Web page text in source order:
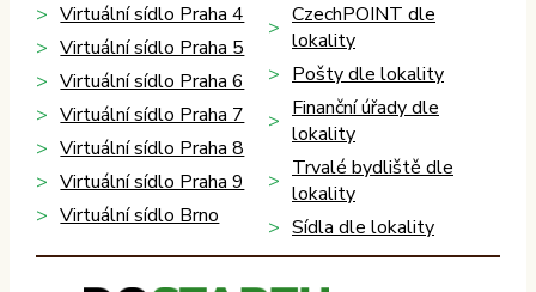
Virtuální sídlo Praha 4
Virtuální sídlo Praha 5
Virtuální sídlo Praha 6
Virtuální sídlo Praha 7
Virtuální sídlo Praha 8
Virtuální sídlo Praha 9
Virtuální sídlo Brno
CzechPOINT dle
lokality
Pošty dle lokality
Finanční úřady dle
lokality
Trvalé bydliště dle
lokality
Sídla dle lokality